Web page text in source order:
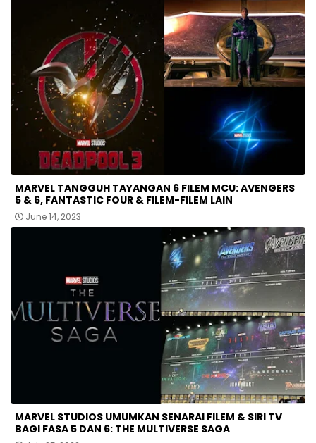
MARVEL TANGGUH TAYANGAN 6 FILEM MCU: AVENGERS
5 & 6, FANTASTIC FOUR & FILEM-FILEM LAIN
June 14, 2023
MARVEL STUDIOS UMUMKAN SENARAI FILEM & SIRI TV
BAGI FASA 5 DAN 6: THE MULTIVERSE SAGA